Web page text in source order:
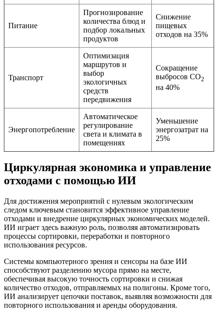
Питание
Прогнозирование
количества блюд и
подбор локальных
продуктов
Снижение
пищевых
отходов на 35%
Транспорт
Оптимизация
маршрутов и
выбор
экологичных
средств
передвижения
Сокращение
выбросов CO2
на 40%
Энергопотребление
Автоматическое
регулирование
света и климата в
помещениях
Уменьшение
энергозатрат на
25%
Циркулярная экономика и управление
отходами с помощью ИИ
Для достижения мероприятий с нулевым экологическим
следом ключевым становится эффективное управление
отходами и внедрение циркулярных экономических моделей.
ИИ играет здесь важную роль, позволяя автоматизировать
процессы сортировки, переработки и повторного
использования ресурсов.
Системы компьютерного зрения и сенсоры на базе ИИ
способствуют разделению мусора прямо на месте,
обеспечивая высокую точность сортировки и снижая
количество отходов, отправляемых на полигоны. Кроме того,
ИИ анализирует цепочки поставок, выявляя возможности для
повторного использования и аренды оборудования.